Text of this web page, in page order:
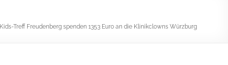
Kids-Treff Freudenberg spenden 1353 Euro an die Klinikclowns Würzburg